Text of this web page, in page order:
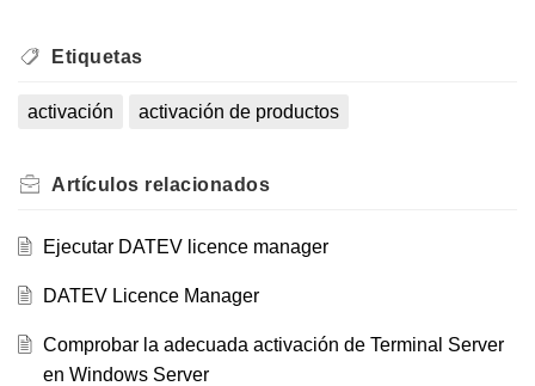
Etiquetas
activación activación de productos
Artículos relacionados
Ejecutar DATEV licence manager
DATEV Licence Manager
Comprobar la adecuada activación de Terminal Server
en Windows Server